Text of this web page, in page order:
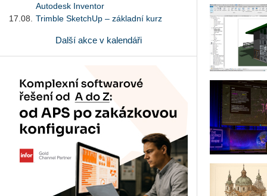
Autodesk Inventor
17.08.
Trimble SketchUp – základní kurz
Další akce v kalendáři